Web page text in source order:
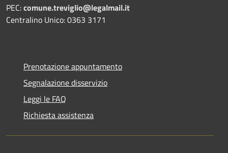
PEC:comune.treviglio@legalmail.it
Centralino Unico: 0363 3171
Prenotazione appuntamento
Segnalazione disservizio
Leggi le FAQ
Richiesta assistenza